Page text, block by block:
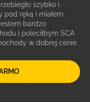
szybko i
pod ręką i miałem
bardzo
i poleciłbym SCA
w dobrej cenie.